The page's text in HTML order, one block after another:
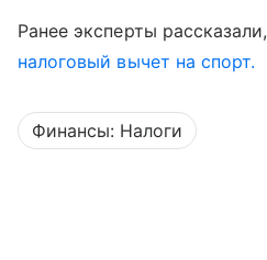
Ранее эксперты рассказали,
налоговый вычет на спорт.
Финансы: Налоги